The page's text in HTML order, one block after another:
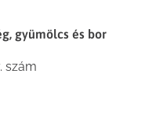
gyümölcs és bor
szám